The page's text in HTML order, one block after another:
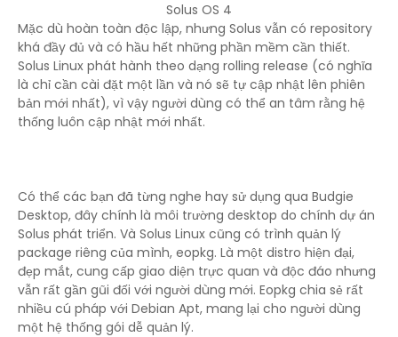
Solus OS 4
Mặc dù hoàn toàn độc lập, nhưng Solus vẫn có repository
khá đầy đủ và có hầu hết những phần mềm cần thiết.
Solus Linux phát hành theo dạng rolling release (có nghĩa
là chỉ cần cài đặt một lần và nó sẽ tự cập nhật lên phiên
bản mới nhất), vì vậy người dùng có thể an tâm rằng hệ
thống luôn cập nhật mới nhất.
Có thể các bạn đã từng nghe hay sử dụng qua Budgie
Desktop, đây chính là môi trường desktop do chính dự án
Solus phát triển. Và Solus Linux cũng có trình quản lý
package riêng của mình, eopkg. Là một distro hiện đại,
đẹp mắt, cung cấp giao diện trực quan và độc đáo nhưng
vẫn rất gần gũi đối với người dùng mới. Eopkg chia sẻ rất
nhiều cú pháp với Debian Apt, mang lại cho người dùng
một hệ thống gói dễ quản lý.